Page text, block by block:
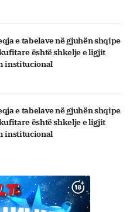
e tabelave në gjuhën shqipe
është shkelje e ligjit
institucional
e tabelave në gjuhën shqipe
është shkelje e ligjit
institucional